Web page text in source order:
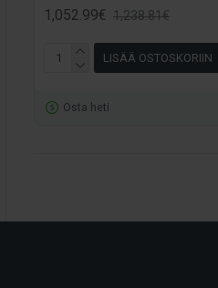
1,052.99€ 1,238.81€
LISÄÄ OSTOSKORIIN
Osta heti